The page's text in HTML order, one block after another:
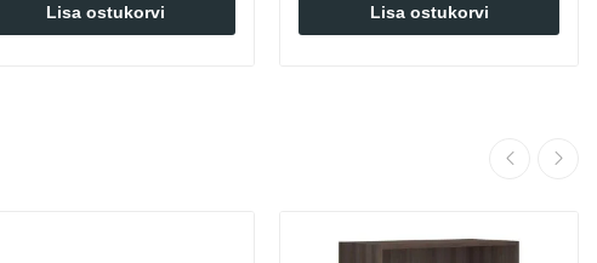
Lisa ostukorvi Lisa ostukorvi